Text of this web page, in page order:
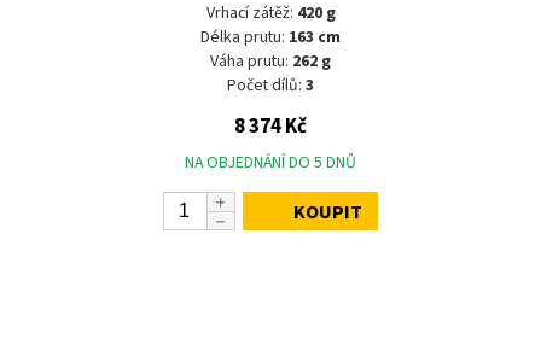
Vrhací zátěž: 420 g
Délka prutu: 163 cm
Váha prutu: 262 g
Počet dílů: 3
8 374 Kč
NA OBJEDNÁNÍ DO 5 DNŮ
KOUPIT